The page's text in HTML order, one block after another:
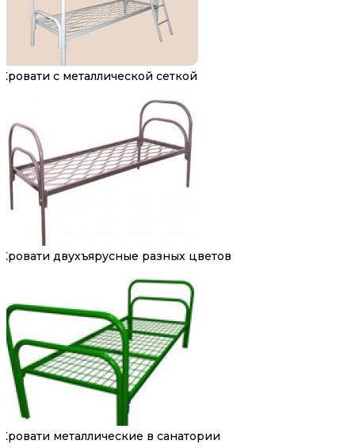
Кровати с металлической сеткой
Кровати двухъярусные разных цветов
Кровати металлические в санатории